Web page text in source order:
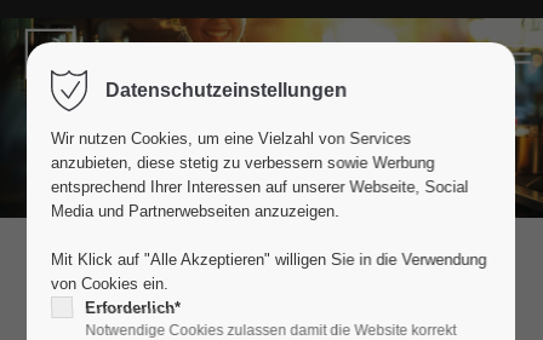
Der Eintrag "offcanvas-col1" existiert
leider nicht.
Der Eintrag "offcanvas-col2" existiert
leider nicht.
Der Eintrag "offcanvas-col3" existiert
leider nicht.
Datenschutzeinstellungen
Wir nutzen Cookies, um eine Vielzahl von Services
anzubieten, diese stetig zu verbessern sowie Werbung
entsprechend Ihrer Interessen auf unserer Webseite, Social
Media und Partnerwebseiten anzuzeigen.
Mit Klick auf "Alle Akzeptieren" willigen Sie in die Verwendung
von Cookies ein.
Erforderlich*
Notwendige Cookies zulassen damit die Website korrekt